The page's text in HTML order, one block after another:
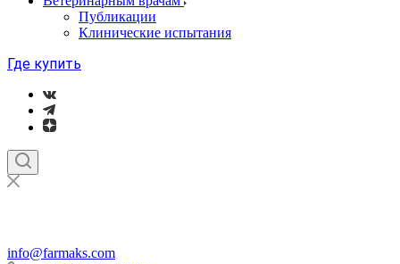
Публикации
Клинические испытания
Где купить
info@farmaks.com